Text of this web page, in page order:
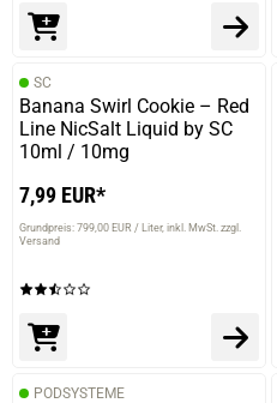
SC
Banana Swirl Cookie – Red
Line NicSalt Liquid by SC
10ml / 10mg
7,99 EUR*
Grundpreis: 799,00 EUR / Liter inkl. MwSt. zzgl.
Versand
PODSYSTEME